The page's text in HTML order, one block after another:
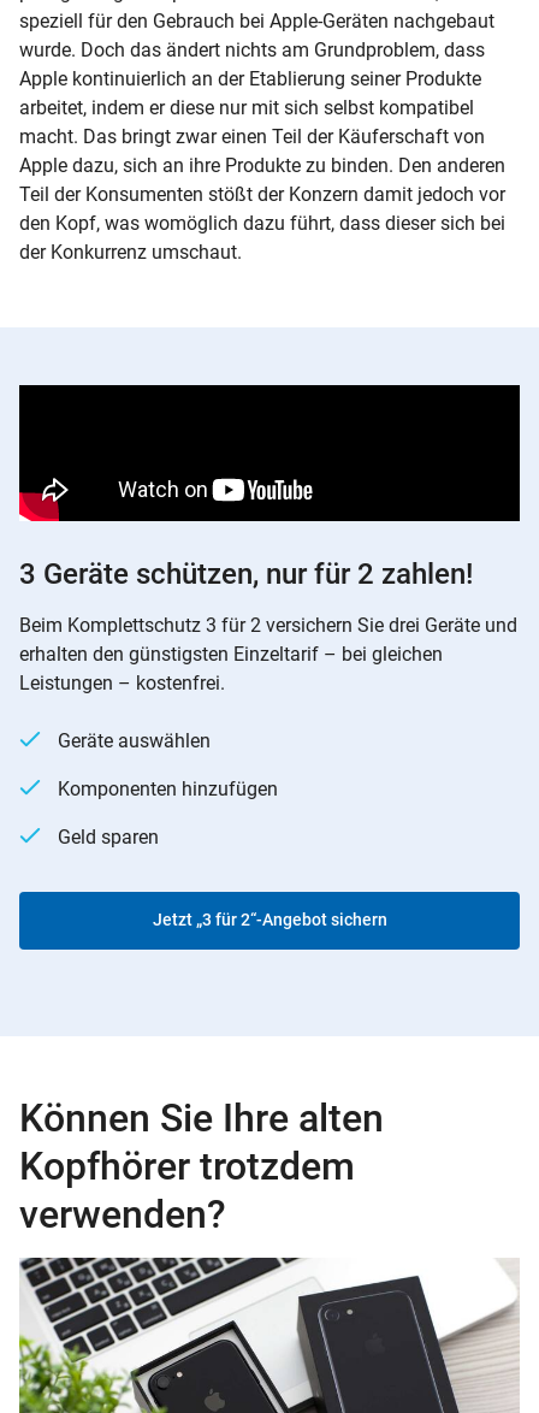
speziell für den Gebrauch bei Apple-Geräten nachgebaut
wurde. Doch das ändert nichts am Grundproblem, dass
Apple kontinuierlich an der Etablierung seiner Produkte
arbeitet, indem er diese nur mit sich selbst kompatibel
macht. Das bringt zwar einen Teil der Käuferschaft von
Apple dazu, sich an ihre Produkte zu binden. Den anderen
Teil der Konsumenten stößt der Konzern damit jedoch vor
den Kopf, was womöglich dazu führt, dass dieser sich bei
der Konkurrenz umschaut.
3 Geräte schützen, nur für 2 zahlen!
Beim Komplettschutz 3 für 2 versichern Sie drei Geräte und
erhalten den günstigsten Einzeltarif – bei gleichen
Leistungen – kostenfrei.
Geräte auswählen
Komponenten hinzufügen
Geld sparen
Jetzt „3 für 2“-Angebot sichern
Können Sie Ihre alten
Kopfhörer trotzdem
verwenden?